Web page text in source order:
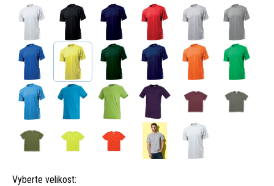
Vyberte velikost: